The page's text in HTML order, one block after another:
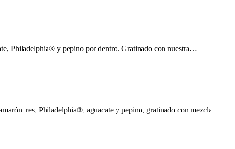
Philadelphia® y pepino por dentro. Gratinado con nuestra…
res, Philadelphia®, aguacate y pepino, gratinado con mezcla…